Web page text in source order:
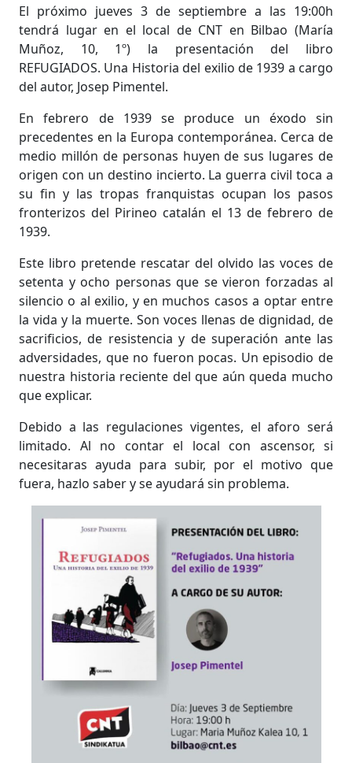
El próximo jueves 3 de septiembre a las 19:00h
tendrá lugar en el local de CNT en Bilbao (María
Muñoz, 10, 1º) la presentación del libro
REFUGIADOS. Una Historia del exilio de 1939 a cargo
del autor, Josep Pimentel.
En febrero de 1939 se produce un éxodo sin
precedentes en la Europa contemporánea. Cerca de
medio millón de personas huyen de sus lugares de
origen con un destino incierto. La guerra civil toca a
su fin y las tropas franquistas ocupan los pasos
fronterizos del Pirineo catalán el 13 de febrero de
1939.
Este libro pretende rescatar del olvido las voces de
setenta y ocho personas que se vieron forzadas al
silencio o al exilio, y en muchos casos a optar entre
la vida y la muerte. Son voces llenas de dignidad, de
sacrificios, de resistencia y de superación ante las
adversidades, que no fueron pocas. Un episodio de
nuestra historia reciente del que aún queda mucho
que explicar.
Debido a las regulaciones vigentes, el aforo será
limitado. Al no contar el local con ascensor, si
necesitaras ayuda para subir, por el motivo que
fuera, hazlo saber y se ayudará sin problema.